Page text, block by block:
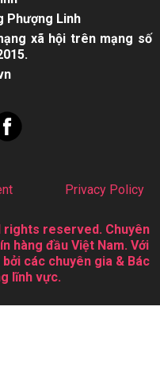
Phượng Linh
xã hội trên mạng số
Privacy Policy
rights reserved. Chuyên
hàng đầu Việt Nam. Với
các chuyên gia & Bác
lĩnh vực.